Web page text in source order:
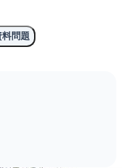
料問題